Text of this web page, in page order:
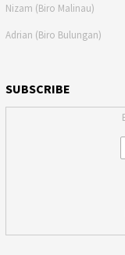
Nizam (Biro Malinau)
Adrian (Biro Bulungan)
SUBSCRIBE